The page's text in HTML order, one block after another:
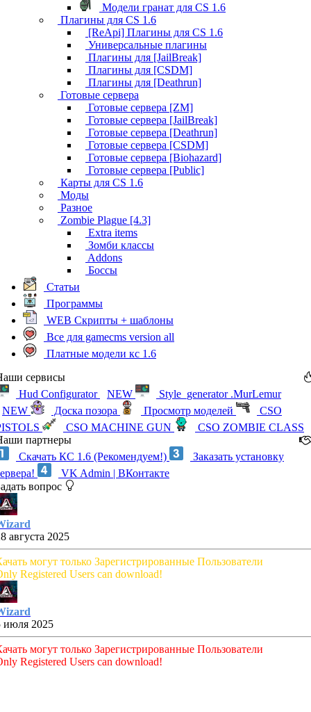
Модели гранат для CS 1.6
Плагины для CS 1.6
[ReApi] Плагины для CS 1.6
Универсальные плагины
Плагины для [JailBreak]
Плагины для [CSDM]
Плагины для [Deathrun]
Готовые сервера
Готовые сервера [ZM]
Готовые сервера [JailBreak]
Готовые сервера [Deathrun]
Готовые сервера [CSDM]
Готовые сервера [Biohazard]
Готовые сервера [Public]
Карты для CS 1.6
Моды
Разное
Zombie Plague [4.3]
Extra items
Зомби классы
Addons
Боссы
Статьи
Программы
WEB Скрипты + шаблоны
Все для gamecms version all
Платные модели кс 1.6
сервисы
Hud Configurator
NEW
Style_generator .MurLemur
NEW
Доска позора Просмотр моделей
CSO
CSO MACHINE GUN
CSO ZOMBIE CLASS
партнеры
Скачать КС 1.6 (Рекомендуем!)
Заказать установку
VK Admin | ВКонтакте
вопрос
августа 2025
могут только Зарегистрированные Пользователи
Registered Users can download!
июля 2025
могут только Зарегистрированные Пользователи
Registered Users can download!